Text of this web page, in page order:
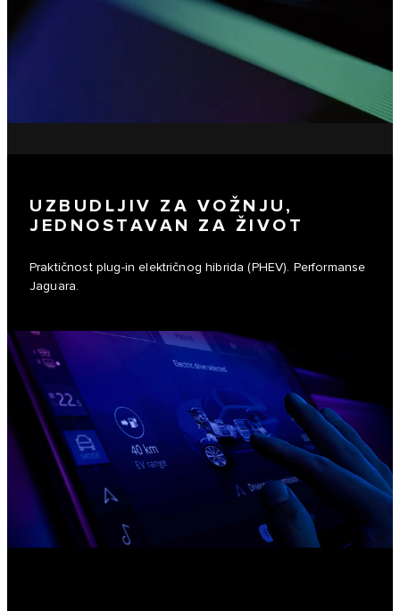
UZBUDLJIV ZA VOŽNJU,
JEDNOSTAVAN ZA ŽIVOT
Praktičnost plug-in električnog hibrida (PHEV). Performanse
Jaguara.